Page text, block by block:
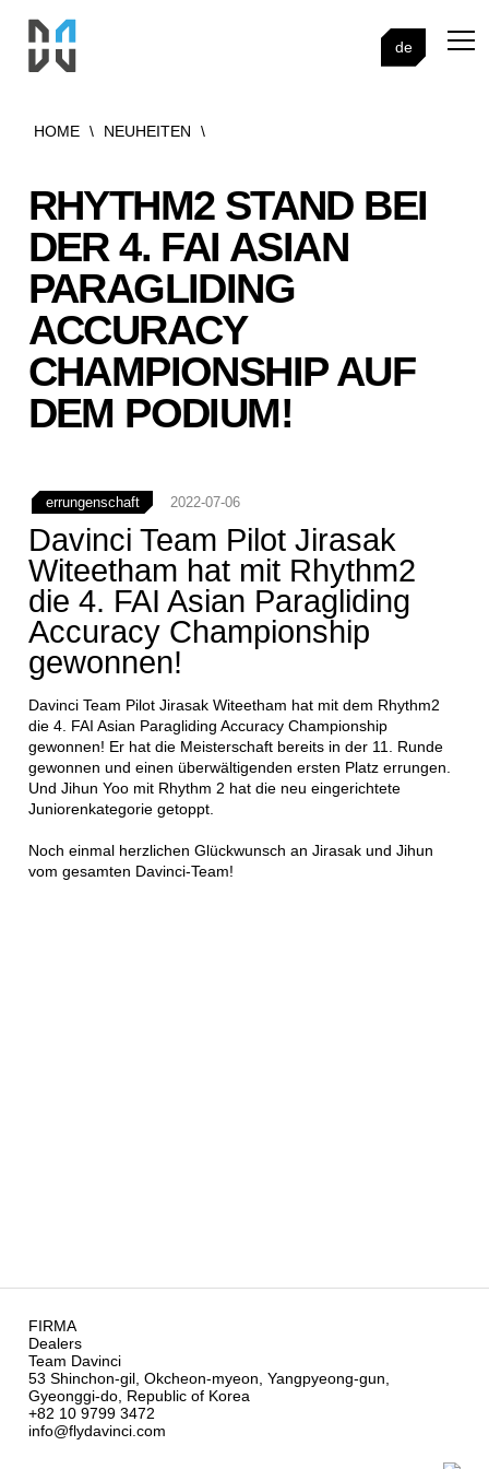
de
HOME \ NEUHEITEN \
RHYTHM2 STAND BEI
DER 4. FAI ASIAN
PARAGLIDING
ACCURACY
CHAMPIONSHIP AUF
DEM PODIUM!
errungenschaft 2022-07-06
Davinci Team Pilot Jirasak
Witeetham hat mit Rhythm2
die 4. FAI Asian Paragliding
Accuracy Championship
gewonnen!
Davinci Team Pilot Jirasak Witeetham hat mit dem Rhythm2
die 4. FAI Asian Paragliding Accuracy Championship
gewonnen! Er hat die Meisterschaft bereits in der 11. Runde
gewonnen und einen überwältigenden ersten Platz errungen.
Und Jihun Yoo mit Rhythm 2 hat die neu eingerichtete
Juniorenkategorie getoppt.
Noch einmal herzlichen Glückwunsch an Jirasak und Jihun
vom gesamten Davinci-Team!
FIRMA
Dealers
Team Davinci
53 Shinchon-gil, Okcheon-myeon, Yangpyeong-gun,
Gyeonggi-do, Republic of Korea
+82 10 9799 3472
info@flydavinci.com